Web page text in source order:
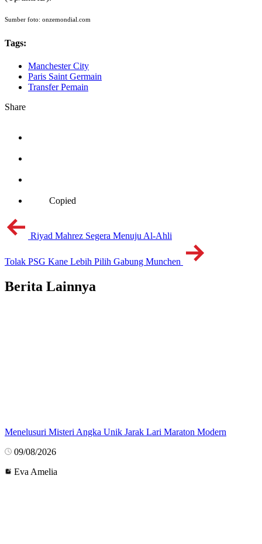
Sumber foto: onzemondial.com
Tags:
Manchester City
Paris Saint Germain
Transfer Pemain
Share
Copied
Riyad Mahrez Segera Menuju Al-Ahli
Tolak PSG Kane Lebih Pilih Gabung Munchen
Berita Lainnya
Menelusuri Misteri Angka Unik Jarak Lari Maraton Modern
09/08/2026
Eva Amelia